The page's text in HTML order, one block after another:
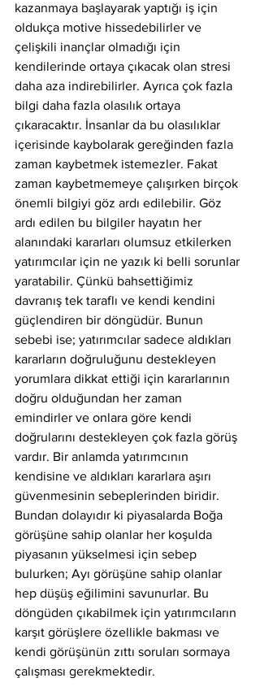
kazanmaya başlayarak yaptığı iş için
oldukça motive hissedebilirler ve
çelişkili inançlar olmadığı için
kendilerinde ortaya çıkacak olan stresi
daha aza indirebilirler. Ayrıca çok fazla
bilgi daha fazla olasılık ortaya
çıkaracaktır. İnsanlar da bu olasılıklar
içerisinde kaybolarak gereğinden fazla
zaman kaybetmek istemezler. Fakat
zaman kaybetmemeye çalışırken birçok
önemli bilgiyi göz ardı edilebilir. Göz
ardı edilen bu bilgiler hayatın her
alanındaki kararları olumsuz etkilerken
yatırımcılar için ne yazık ki belli sorunlar
yaratabilir. Çünkü bahsettiğimiz
davranış tek taraflı ve kendi kendini
güçlendiren bir döngüdür. Bunun
sebebi ise; yatırımcılar sadece aldıkları
kararların doğruluğunu destekleyen
yorumlara dikkat ettiği için kararlarının
doğru olduğundan her zaman
emindirler ve onlara göre kendi
doğrularını destekleyen çok fazla görüş
vardır. Bir anlamda yatırımcının
kendisine ve aldıkları kararlara aşırı
güvenmesinin sebeplerinden biridir.
Bundan dolayıdır ki piyasalarda Boğa
görüşüne sahip olanlar her koşulda
piyasanın yükselmesi için sebep
bulurken; Ayı görüşüne sahip olanlar
hep düşüş eğilimini savunurlar. Bu
döngüden çıkabilmek için yatırımcıların
karşıt görüşlere özellikle bakması ve
kendi görüşünün zıttı soruları sormaya
çalışması gerekmektedir.